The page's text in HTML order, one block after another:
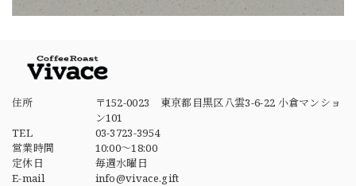
住所
〒152-0023 東京都目黒区八雲3-6-22 小倉マンショ
ン101
TEL
03-3723-3954
営業時間
10:00～18:00
定休日
毎週水曜日
E-mail
info@vivace.gift